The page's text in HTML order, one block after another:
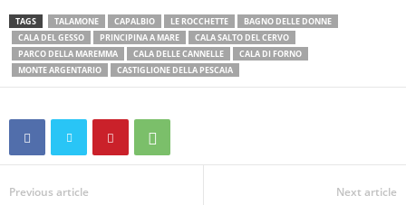
TAGS TALAMONE CAPALBIO LE ROCCHETTE
BAGNO DELLE DONNE
CALA DEL GESSO
PRINCIPINA A MARE
CALA SALTO DEL CERVO
PARCO DELLA MAREMMA
CALA DELLE CANNELLE
CALA DI FORNO
MONTE ARGENTARIO
CASTIGLIONE DELLA PESCAIA
Previous article Next article